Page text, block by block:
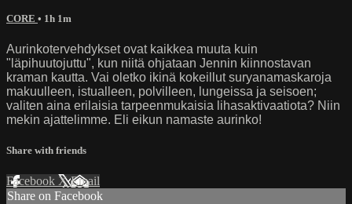
CORE • 1h 1m
Aurinkotervehdykset ovat kaikkea muuta kuin
"läpihuutojuttu", kun niitä ohjataan Jennin kiinnostavan
kraman kautta. Vai oletko ikinä kokeillut suryanamaskaroja
makuulleen, istualleen, polvilleen, lungeissa ja seisoen;
valiten aina erilaisia tarpeenmukaisia lihasaktivaatiota? Niin
mekin ajattelimme. Eli eikun namaste aurinko!
Share with friends
Facebook XEmail
Share on Facebook